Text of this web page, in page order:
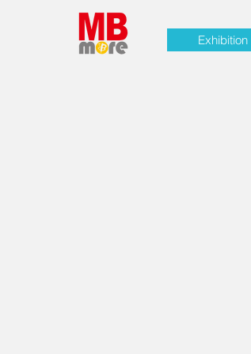
Exhibition